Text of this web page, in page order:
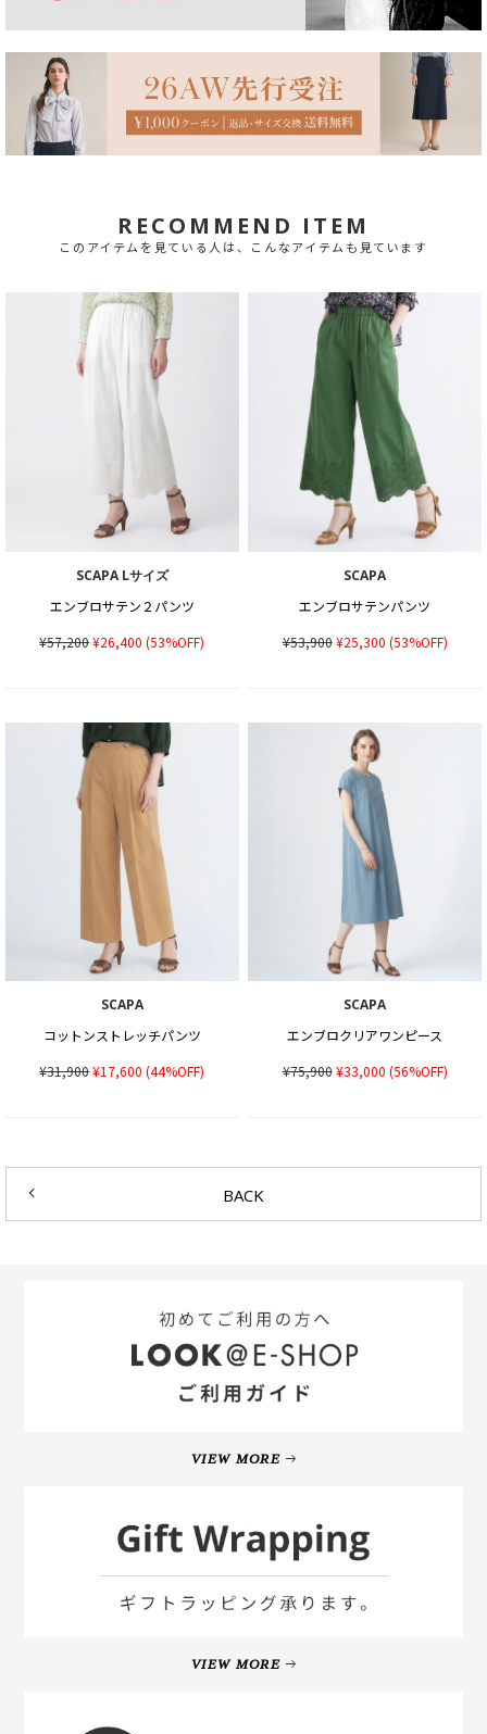
RECOMMEND ITEM
このアイテムを見ている人は、こんなアイテムも見ています
SCAPA Lサイズ
エンブロサテン２パンツ
¥57,200¥26,400 (53%OFF)
SCAPA
エンブロサテンパンツ
¥53,900¥25,300 (53%OFF)
SCAPA
コットンストレッチパンツ
¥31,900¥17,600 (44%OFF)
SCAPA
エンブロクリアワンピース
¥75,900¥33,000 (56%OFF)
BACK
VIEW MORE
VIEW MORE